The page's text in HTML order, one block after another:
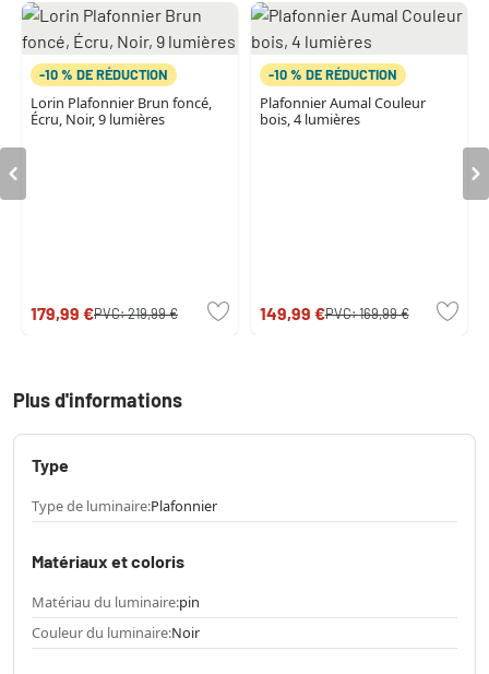
-10 % DE RÉDUCTION
Lorin Plafonnier Brun foncé,
Écru, Noir, 9 lumières
179,99 €PVC:219,99 €
-10 % DE RÉDUCTION
Plafonnier Aumal Couleur
bois, 4 lumières
149,99 €PVC:169,99 €
Plus d'informations
Type
Type de luminaire:Plafonnier
Matériaux et coloris
Matériau du luminaire:pin
Couleur du luminaire:Noir